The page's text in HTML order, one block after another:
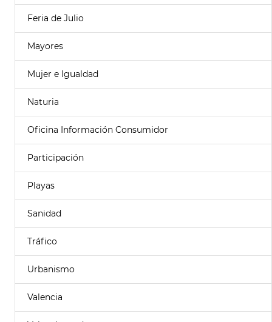
Feria de Julio
Mayores
Mujer e Igualdad
Naturia
Oficina Información Consumidor
Participación
Playas
Sanidad
Tráfico
Urbanismo
Valencia